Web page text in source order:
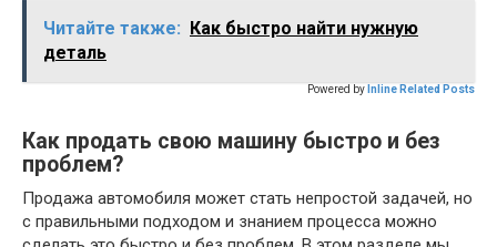
Читайте также: Как быстро найти нужную
деталь
Powered by Inline Related Posts
Как продать свою машину быстро и без
проблем?
Продажа автомобиля может стать непростой задачей, но
с правильными подходом и знанием процесса можно